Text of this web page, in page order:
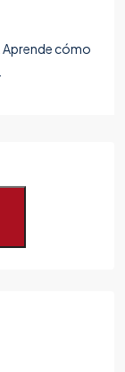
Aprende cómo